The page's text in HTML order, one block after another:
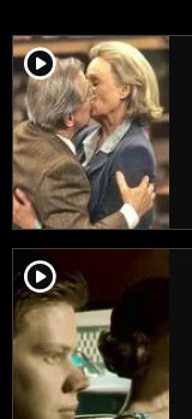
player2
player2